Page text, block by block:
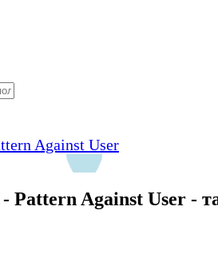
Against User
Pattern Against User -